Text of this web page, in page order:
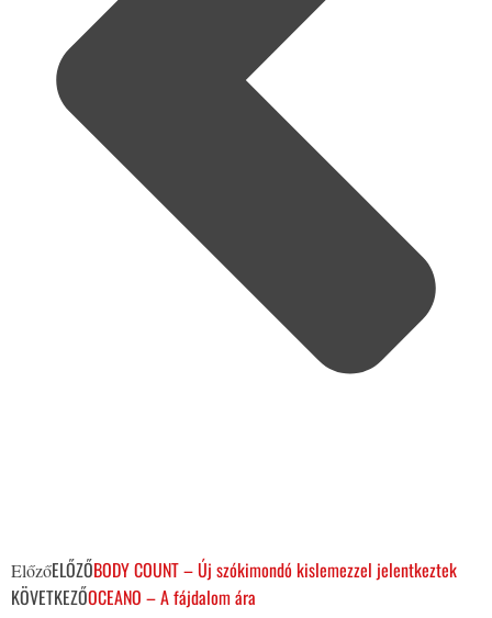
ElőzőELŐZŐBODY COUNT – Új szókimondó kislemezzel jelentkeztek
KÖVETKEZŐOCEANO – A fájdalom ára